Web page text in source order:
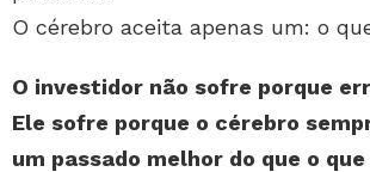
O cérebro aceita apenas um: o
O investidor não sofre porque
Ele sofre porque o cérebro
um passado melhor do que o